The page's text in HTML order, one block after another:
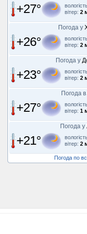
+27°
вітер: 2
Погода у
+26°
вітер: 2
Погода у
+23°
вітер: 2
Погода в
+27°
вітер: 1
Погода у
+21°
вітер: 2
Погода по